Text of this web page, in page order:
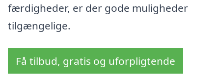
færdigheder, er der gode muligheder
tilgængelige.
Få tilbud, gratis og uforpligtende